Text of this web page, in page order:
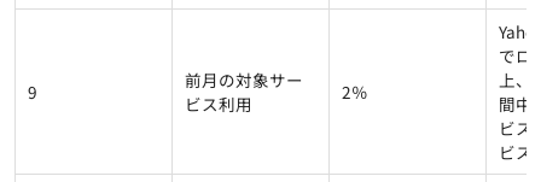
9
前月の対象サー
ビス利用
2％
でロ
上
間中
ビス
ビス